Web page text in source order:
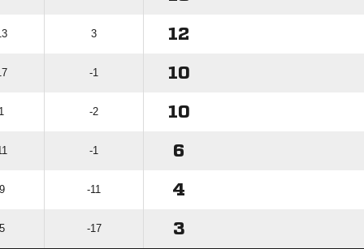
3 12
-1 10
-2 10
-1 6
-11 4
-17 3